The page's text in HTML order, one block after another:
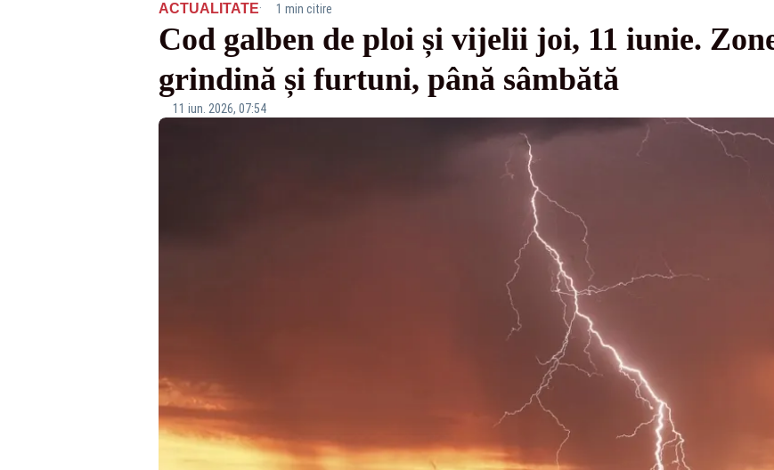
ACTUALITATE· 1 min citire
Cod galben de ploi și vijelii joi, 11 iunie.
grindină și furtuni, până sâmbătă
11 iun. 2026, 07:54